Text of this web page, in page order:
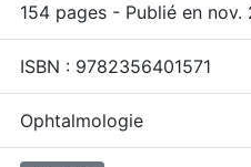
154 pages - Publié en nov.
ISBN : 9782356401571
Ophtalmologie